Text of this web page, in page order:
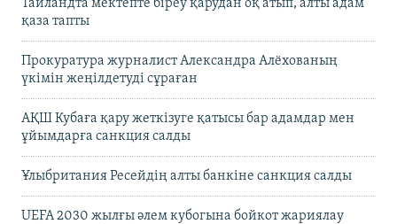
Таиландта мектепте біреу қарудан оқ атып, алты адам
қаза тапты
Прокуратура журналист Александра Алёхованың
үкімін жеңілдетуді сұраған
АҚШ Кубаға қару жеткізуге қатысы бар адамдар мен
ұйымдарға санкция салды
Ұлыбритания Ресейдің алты банкіне санкция салды
UEFA 2030 жылғы әлем кубогына бойкот жариялау